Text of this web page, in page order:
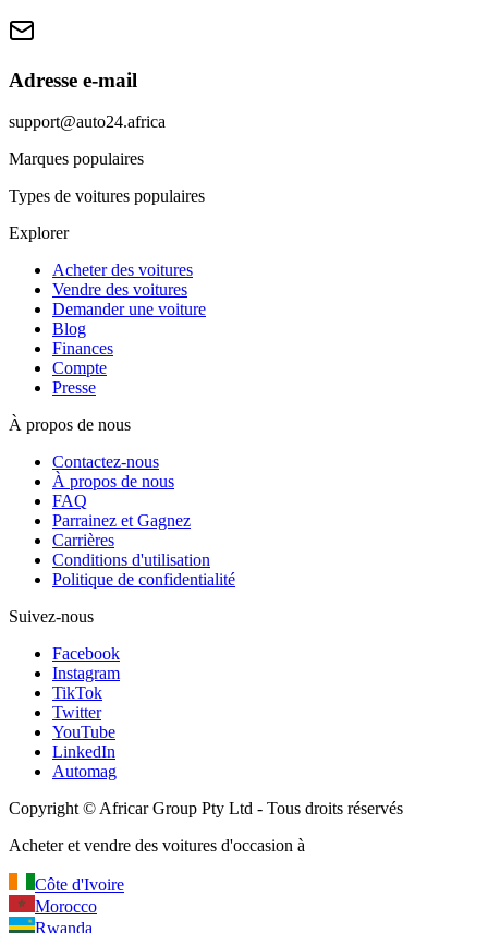
Adresse e-mail
support@auto24.africa
Marques populaires
Types de voitures populaires
Explorer
Acheter des voitures
Vendre des voitures
Demander une voiture
Blog
Finances
Compte
Presse
À propos de nous
Contactez-nous
À propos de nous
FAQ
Parrainez et Gagnez
Carrières
Conditions d'utilisation
Politique de confidentialité
Suivez-nous
Facebook
Instagram
TikTok
Twitter
YouTube
LinkedIn
Automag
Copyright©Africar Group Pty Ltd - Tous droits réservés
Acheter et vendre des voitures d'occasion à
Côte d'Ivoire
Morocco
Rwanda